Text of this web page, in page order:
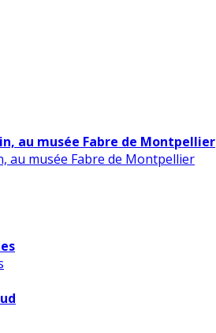
au musée Fabre de Montpellier